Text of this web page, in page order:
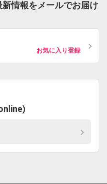
情報をメールでお届け
お気に入り登録